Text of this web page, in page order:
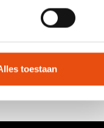
toestaan